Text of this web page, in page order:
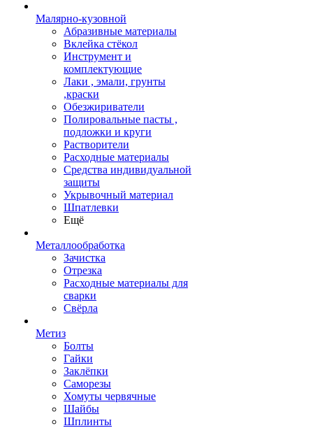
Малярно-кузовной
Абразивные материалы
Вклейка стёкол
Инструмент и
комплектующие
Лаки , эмали, грунты
,краски
Обезжириватели
Полировальные пасты ,
подложки и круги
Растворители
Расходные материалы
Средства индивидуальной
защиты
Укрывочный материал
Шпатлевки
Ещё
Металлообработка
Зачистка
Отрезка
Расходные материалы для
сварки
Свёрла
Метиз
Болты
Гайки
Заклёпки
Саморезы
Хомуты червячные
Шайбы
Шплинты